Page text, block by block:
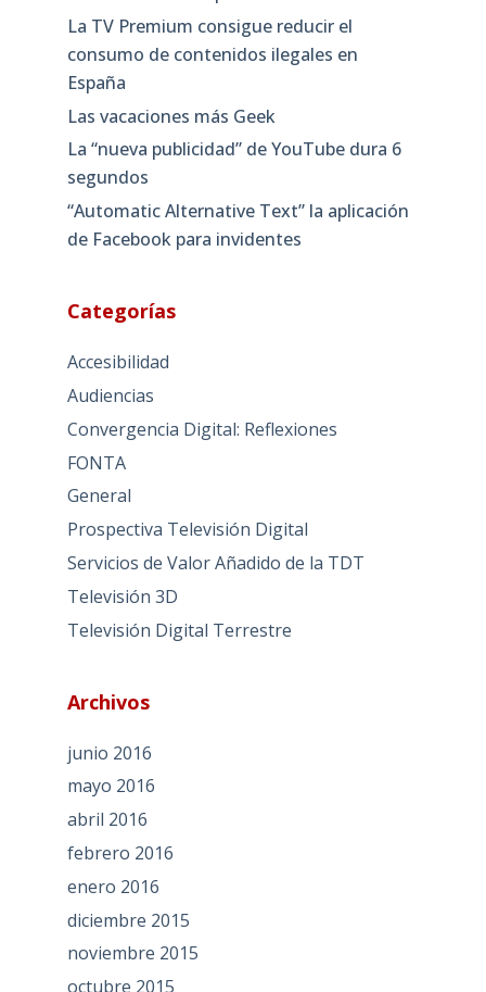
La TV Premium consigue reducir el
consumo de contenidos ilegales en
España
Las vacaciones más Geek
La “nueva publicidad” de YouTube dura 6
segundos
“Automatic Alternative Text” la aplicación
de Facebook para invidentes
Categorías
Accesibilidad
Audiencias
Convergencia Digital: Reflexiones
FONTA
General
Prospectiva Televisión Digital
Servicios de Valor Añadido de la TDT
Televisión 3D
Televisión Digital Terrestre
Archivos
junio 2016
mayo 2016
abril 2016
febrero 2016
enero 2016
diciembre 2015
noviembre 2015
octubre 2015